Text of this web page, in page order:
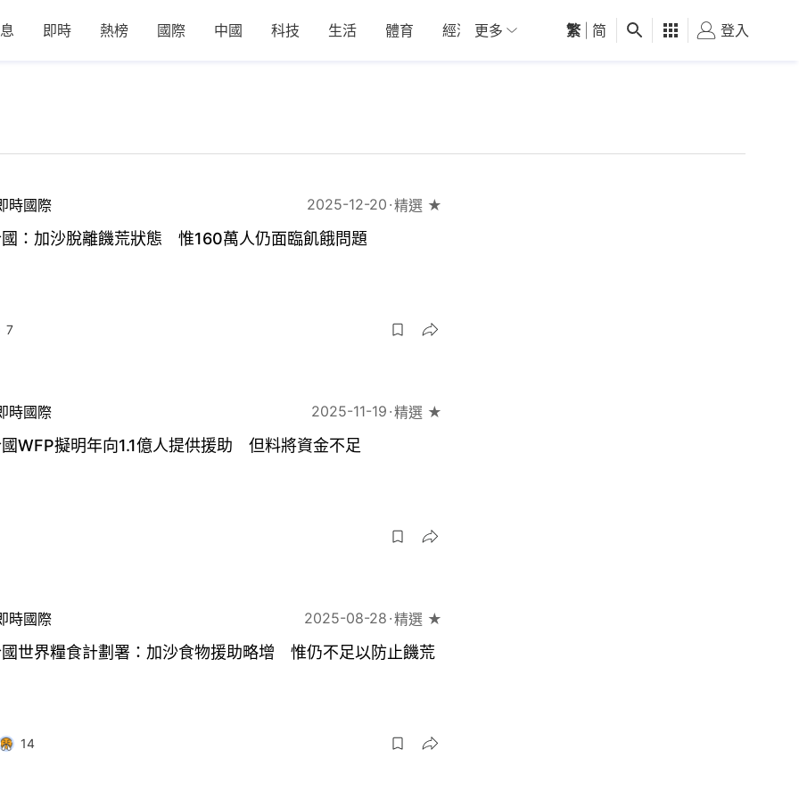
即時 熱榜 國際 中國 科技 生活 體育 經濟 01深圳 觀點 健康 好食玩飛
更多 繁 简 登入
時國際 2025-12-20 精選 ★
：加沙脫離饑荒狀態 惟160萬人仍面臨飢餓問題
7
時國際 2025-11-19 精選 ★
WFP擬明年向1.1億人提供援助 但料將資金不足
時國際 2025-08-28 精選 ★
世界糧食計劃署：加沙食物援助略增 惟仍不足以防止饑荒
14